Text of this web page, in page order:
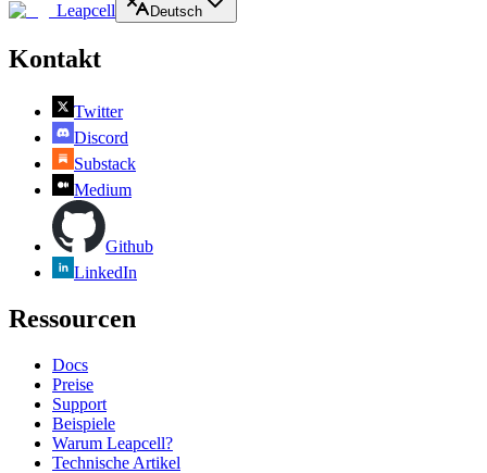
Leapcell Deutsch
Kontakt
Twitter
Discord
Substack
Medium
Github
LinkedIn
Ressourcen
Docs
Preise
Support
Beispiele
Warum Leapcell?
Technische Artikel